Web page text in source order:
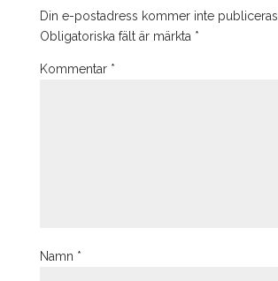
Din e-postadress kommer inte publiceras.
Obligatoriska fält är märkta *
Kommentar *
Namn *